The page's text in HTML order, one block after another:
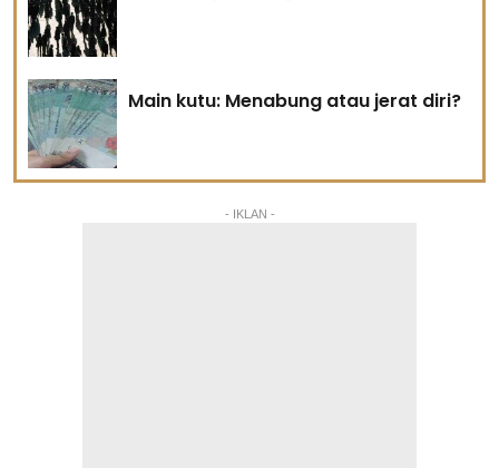
Main kutu: Menabung atau jerat diri?
- IKLAN -